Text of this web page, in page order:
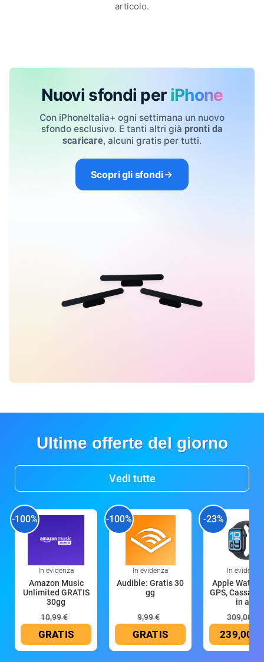
articolo.
Nuovi sfondi per iPhone
Con iPhoneItalia+ ogni settimana un nuovo
sfondo esclusivo. E tanti altri già pronti da
scaricare, alcuni gratis per tutti.
Scopri gli sfondi
Ultime offerte del giorno
Vedi tutte
-100%
In evidenza
Amazon Music
Unlimited GRATIS
30gg
10,99 €
GRATIS
-100%
In evidenza
Audible: Gratis 30
gg
9,99 €
GRATIS
-23%
In evidenza
Apple Watch
GPS, Cassa
in all
309,00 €
239,00 €